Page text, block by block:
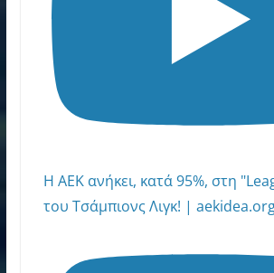
Η ΑΕΚ ανήκει, κατά 95%, στη
του Τσάμπιονς Λιγκ! |